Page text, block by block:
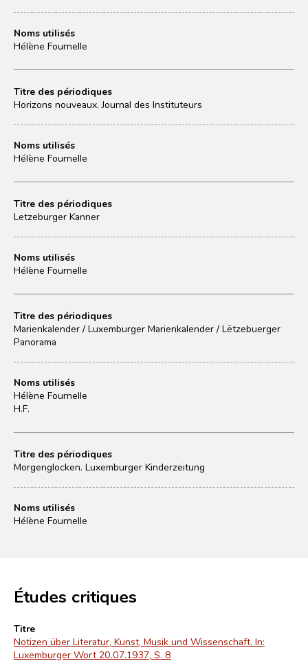
Noms utilisés
Hélène Fournelle
Titre des périodiques
Horizons nouveaux. Journal des Instituteurs
Noms utilisés
Hélène Fournelle
Titre des périodiques
Letzeburger Kanner
Noms utilisés
Hélène Fournelle
Titre des périodiques
Marienkalender / Luxemburger Marienkalender / Lëtzebuerger
Panorama
Noms utilisés
Hélène Fournelle
H.F.
Titre des périodiques
Morgenglocken. Luxemburger Kinderzeitung
Noms utilisés
Hélène Fournelle
Études critiques
Titre
Notizen über Literatur, Kunst, Musik und Wissenschaft. In:
Luxemburger Wort 20.07.1937, S. 8